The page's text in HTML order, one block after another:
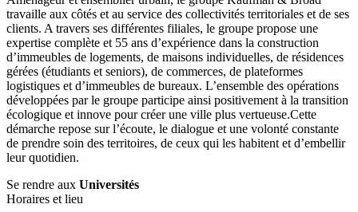
travaille aux côtés et au service des collectivités territoriales et de ses
clients. A travers ses différentes filiales, le groupe propose une
expertise complète et 55 ans d’expérience dans la construction
d’immeubles de logements, de maisons individuelles, de résidences
gérées (étudiants et seniors), de commerces, de plateformes
logistiques et d’immeubles de bureaux. L’ensemble des opérations
développées par le groupe participe ainsi positivement à la transition
écologique et innove pour créer une ville plus vertueuse.Cette
démarche repose sur l’écoute, le dialogue et une volonté constante
de prendre soin des territoires, de ceux qui les habitent et d’embellir
leur quotidien.
Se rendre aux Universités
Horaires et lieu